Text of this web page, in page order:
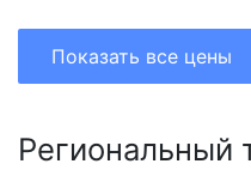
Показать все цены
Региональный